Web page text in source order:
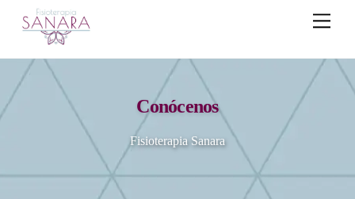
Conócenos
Fisioterapia Sanara